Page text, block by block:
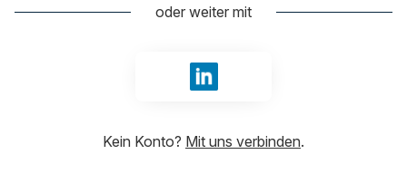
oder weiter mit
Anmelden mit LinkedIn
Kein Konto? Mit uns verbinden.